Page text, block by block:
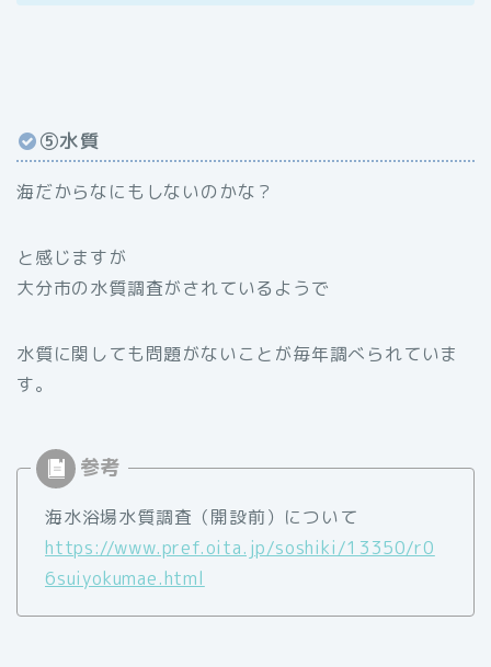
⑤水質
海だからなにもしないのかな？
と感じますが
大分市の水質調査がされているようで
水質に関しても問題がないことが毎年調べられていま
す。
海水浴場水質調査（開設前）について
https://www.pref.oita.jp/soshiki/13350/r0
6suiyokumae.html